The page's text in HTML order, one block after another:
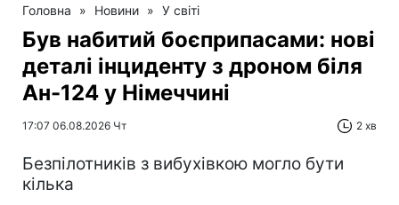
Головна » Новини » У світі
Був набитий боєприпасами: нові
деталі інциденту з дроном біля
Ан-124 у Німеччині
17:07 06.08.2026 Чт 2 хв
Безпілотників з вибухівкою могло бути
кілька